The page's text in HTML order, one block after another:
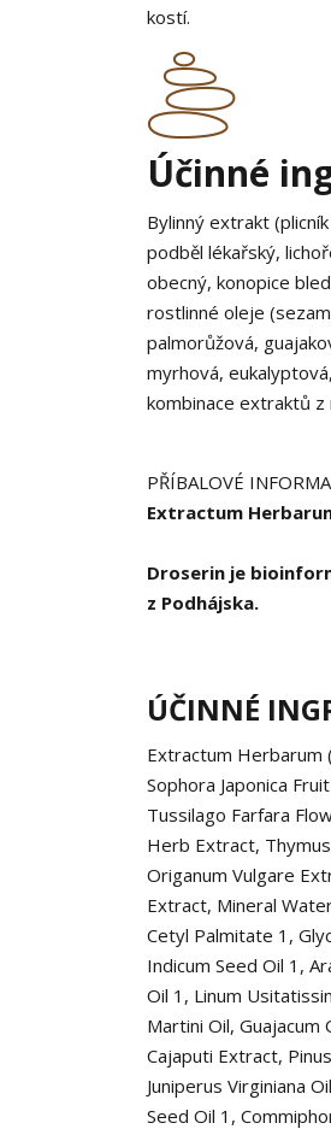
kostí.
Účinné
Bylinný extrakt
podběl lékařský,
obecný, konopice
rostlinné oleje
palmorůžová,
myrhová,
kombinace extraktů z
PŘÍBALOVÉ
Extractum
Droserin je
z Podhájska.
ÚČINNÉ
Extractum Herbarum
Sophora Japonica
Tussilago Farfara
Herb Extract,
Origanum Vulgare
Extract, Mineral
Cetyl Palmitate 1 ,
Indicum Seed Oil 1 ,
Oil 1 , Linum
Martini Oil,
Cajaputi Extract,
Juniperus Virginiana
Seed Oil 1 ,